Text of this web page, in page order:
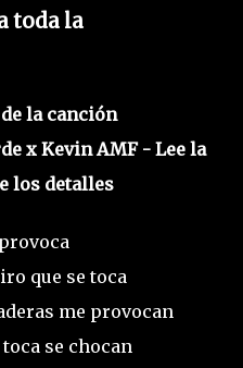
toda la
de la canción
x Kevin AMF - Lee la
los detalles
que se toca
me provocan
se chocan